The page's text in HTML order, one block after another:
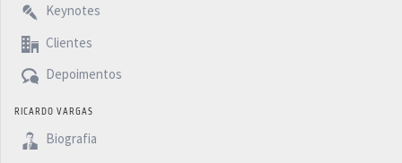
Keynotes
Clientes
Depoimentos
RICARDO VARGAS
Biografia